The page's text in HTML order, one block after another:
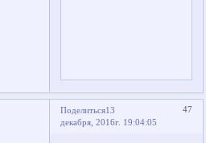
Поделиться 47
13
декабря, 2016г. 19:04:05